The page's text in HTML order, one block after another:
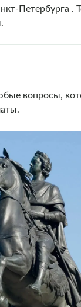
Петербурга .
вопросы,